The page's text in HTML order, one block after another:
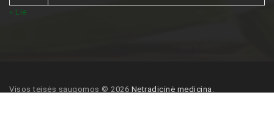
« Lie
Visos teisės saugomos © 2026 Netradicinė medicina .